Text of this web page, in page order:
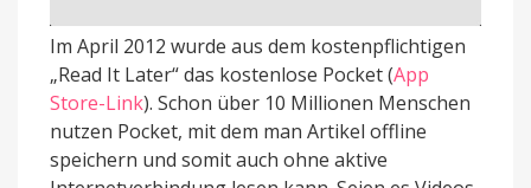
Im April 2012 wurde aus dem kostenpflichtigen
„Read It Later“ das kostenlose Pocket (App
Store-Link). Schon über 10 Millionen Menschen
nutzen Pocket, mit dem man Artikel offline
speichern und somit auch ohne aktive